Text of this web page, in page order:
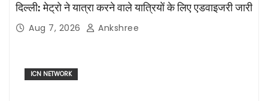
दिल्ली: मेट्रो ने यात्रा करने वाले यात्रियों के लिए एडवाइजरी जारी
Aug 7, 2026 Ankshree
ICN NETWORK